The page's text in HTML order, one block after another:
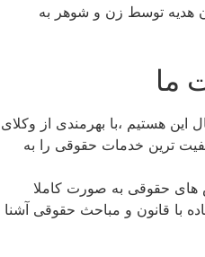
هدیه توسط زن و شوهر به
ما
این هستیم ،با بهرمندی از وکلای
ترین خدمات حقوقی را به
های حقوقی به صورت کاملا
با قانون و مباحث حقوقی آشنا